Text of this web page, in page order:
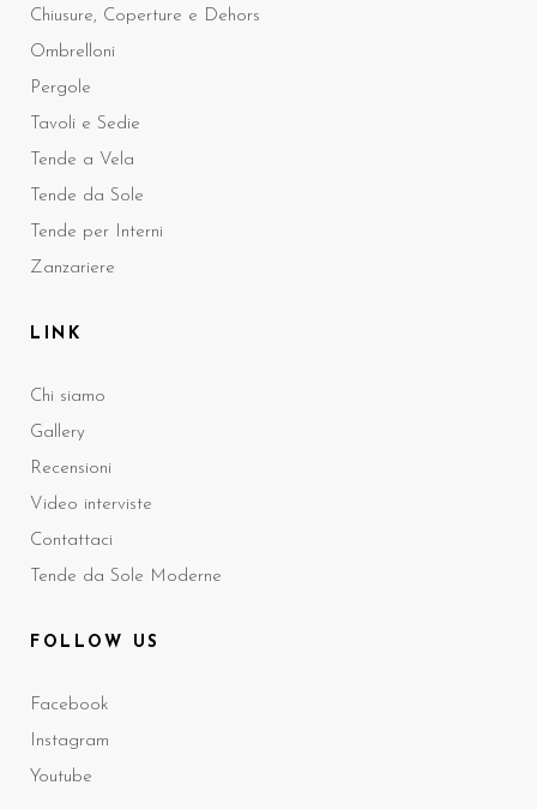
Chiusure, Coperture e Dehors
Ombrelloni
Pergole
Tavoli e Sedie
Tende a Vela
Tende da Sole
Tende per Interni
Zanzariere
LINK
Chi siamo
Gallery
Recensioni
Video interviste
Contattaci
Tende da Sole Moderne
FOLLOW US
Facebook
Instagram
Youtube